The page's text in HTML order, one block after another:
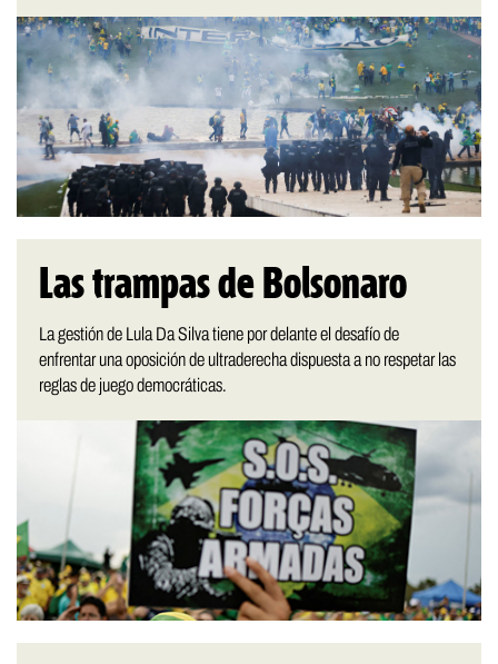
Las trampas de Bolsonaro
La gestión de Lula Da Silva tiene por delante el desafío de
enfrentar una oposición de ultraderecha dispuesta a no respetar las
reglas de juego democráticas.